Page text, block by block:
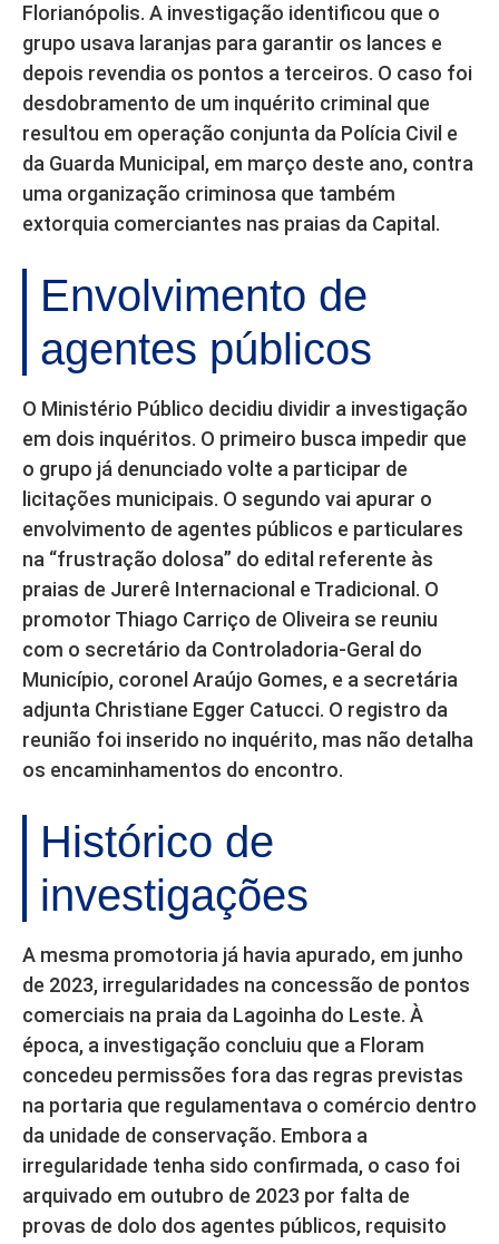
Florianópolis. A investigação identificou que o
grupo usava laranjas para garantir os lances e
depois revendia os pontos a terceiros. O caso foi
desdobramento de um inquérito criminal que
resultou em operação conjunta da Polícia Civil e
da Guarda Municipal, em março deste ano, contra
uma organização criminosa que também
extorquia comerciantes nas praias da Capital.
Envolvimento de
agentes públicos
O Ministério Público decidiu dividir a investigação
em dois inquéritos. O primeiro busca impedir que
o grupo já denunciado volte a participar de
licitações municipais. O segundo vai apurar o
envolvimento de agentes públicos e particulares
na “frustração dolosa” do edital referente às
praias de Jurerê Internacional e Tradicional. O
promotor Thiago Carriço de Oliveira se reuniu
com o secretário da Controladoria-Geral do
Município, coronel Araújo Gomes, e a secretária
adjunta Christiane Egger Catucci. O registro da
reunião foi inserido no inquérito, mas não detalha
os encaminhamentos do encontro.
Histórico de
investigações
A mesma promotoria já havia apurado, em junho
de 2023, irregularidades na concessão de pontos
comerciais na praia da Lagoinha do Leste. À
época, a investigação concluiu que a Floram
concedeu permissões fora das regras previstas
na portaria que regulamentava o comércio dentro
da unidade de conservação. Embora a
irregularidade tenha sido confirmada, o caso foi
arquivado em outubro de 2023 por falta de
provas de dolo dos agentes públicos, requisito